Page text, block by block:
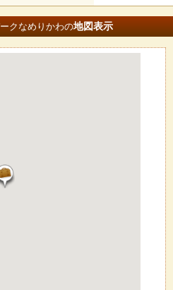
クなめりかわの地図表示